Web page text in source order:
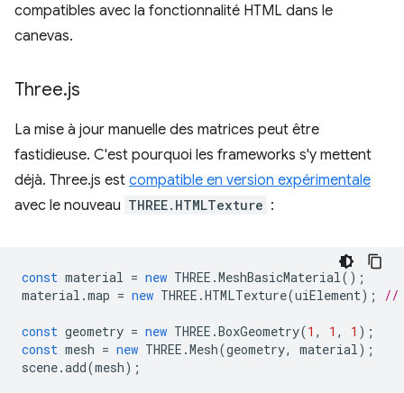
compatibles avec la fonctionnalité HTML dans le
canevas.
Three.js
La mise à jour manuelle des matrices peut être
fastidieuse. C'est pourquoi les frameworks s'y mettent
déjà. Three.js est compatible en version expérimentale
avec le nouveau THREE.HTMLTexture :
const material = new THREE .MeshBasicMaterial();
material .map = new THREE .HTMLTexture(uiElement); //
const geometry = new THREE .BoxGeometry(1 , 1 , 1 );
const mesh = new THREE .Mesh(geometry, material);
scene.add(mesh);